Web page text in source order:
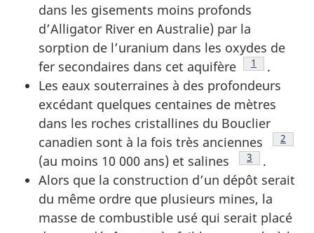
dans les gisements moins profonds
d’Alligator River en Australie) par la
sorption de l’uranium dans les oxydes de
fer secondaires dans cet aquifère
Footnote
1
.
Les eaux souterraines à des profondeurs
excédant quelques centaines de mètres
dans les roches cristallines du Bouclier
canadien sont à la fois très anciennes
2
(au moins 10 000 ans) et salines Footnote
3
.
Alors que la construction d’un dépôt serait
du même ordre que plusieurs mines, la
masse de combustible usé qui serait placé